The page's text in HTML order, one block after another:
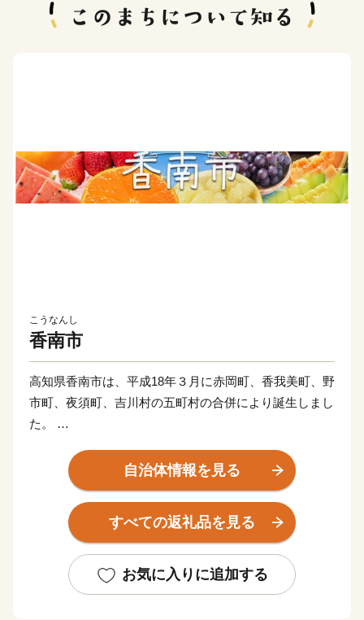
こうなんし
香南市
高知県香南市は、平成18年３月に赤岡町、香我美町、野
市町、夜須町、吉川村の五町村の合併により誕生しまし
た。
山地部からなり、市内を物部川、香宗川などが流れ、美
しい水と緑に包まれた元気で豊かなまちです。
香南市へのご寄附、誠にありがとうございます！
いたします♪
自治体情報を見る
すべての返礼品を見る
お気に入りに追加する